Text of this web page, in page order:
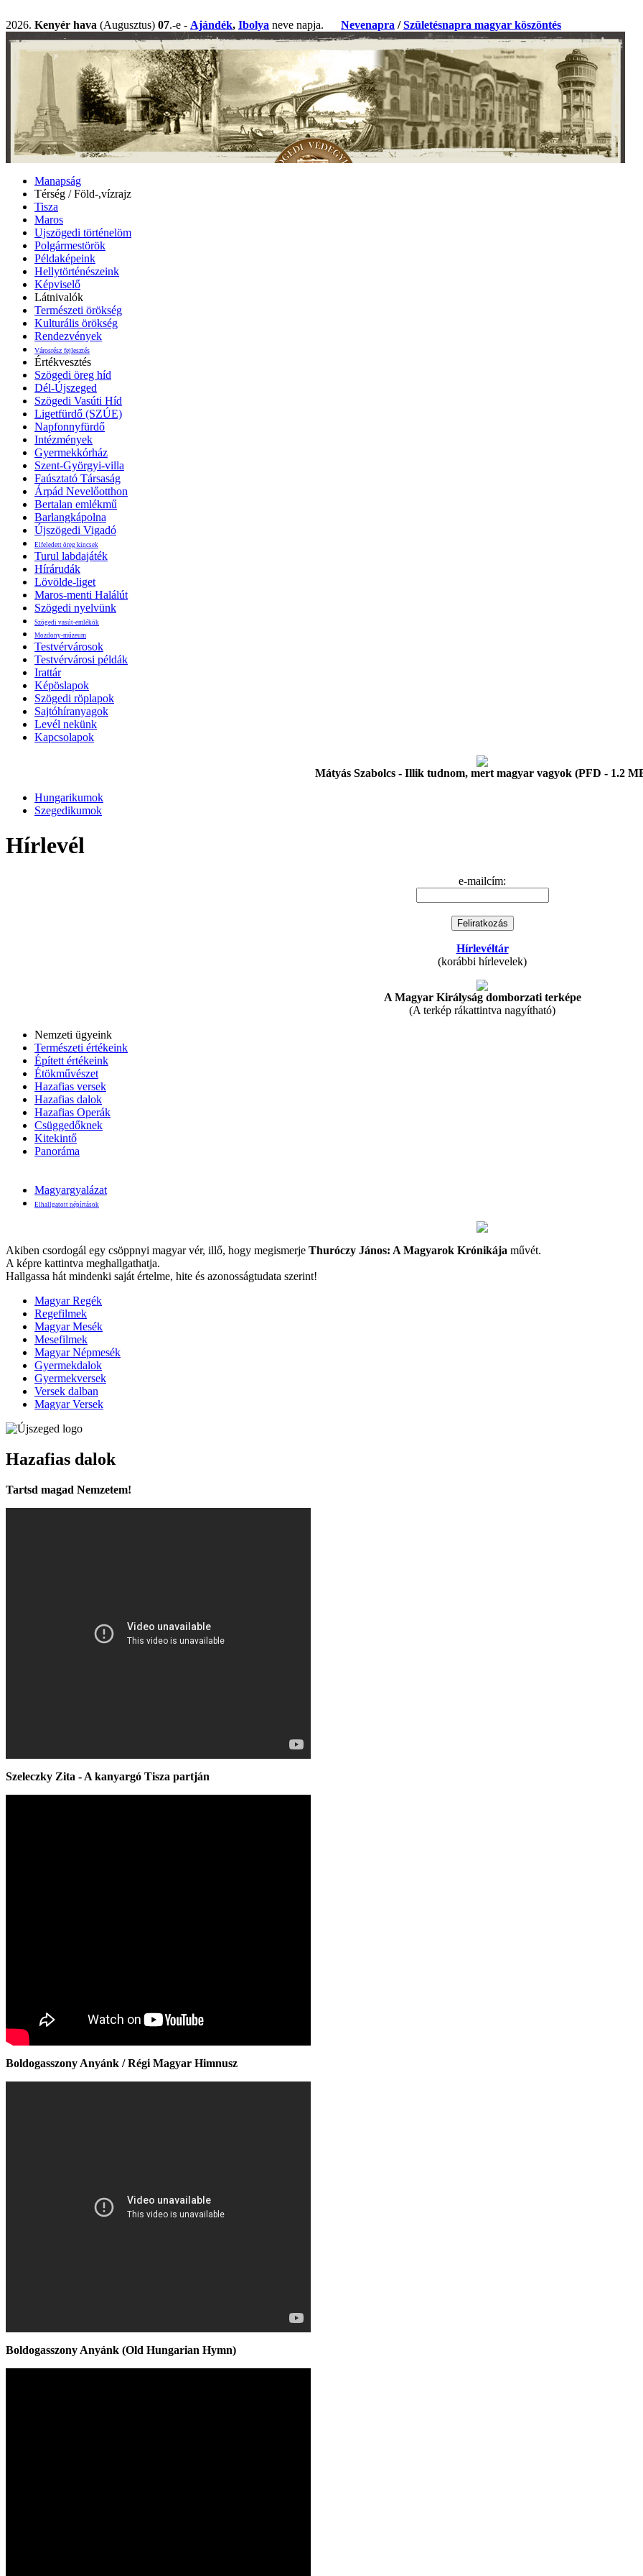
2026. Kenyér hava (Augusztus) 07.-e - Ajándék, Ibolya neve napja. Nevenapra /Születésnapra magyar köszöntés
Manapság
Térség / Föld-,vízrajz
Tisza
Maros
Ujszögedi történelöm
Polgármestörök
Példaképeink
Hellytörténészeink
Képviselő
Látnivalók
Természeti örökség
Kulturális örökség
Rendezvények
Városrész fejlesztés
Értékvesztés
Szögedi öreg híd
Dél-Újszeged
Szögedi Vasúti Híd
Ligetfürdő (SZÚE)
Napfonnyfürdő
Intézmények
Gyermekkórház
Szent-Györgyi-villa
Faúsztató Társaság
Árpád Nevelőotthon
Bertalan emlékmű
Barlangkápolna
Újszögedi Vigadó
Elfeledett öreg kincsek
Turul labdajáték
Hírárudák
Lövölde-liget
Maros-menti Halálút
Szögedi nyelvünk
Szögedi vasút-emlékök
Mozdony-múzeum
Testvérvárosok
Testvérvárosi példák
Irattár
Képöslapok
Szögedi röplapok
Sajtóhíranyagok
Levél nekünk
Kapcsolapok
Mátyás Szabolcs - Illik tudnom, mert magyar vagyok (PFD - 1.2
Hungarikumok
Szegedikumok
Hírlevél
e-mailcím:
Hírlevéltár
(korábbi hírlevelek)
A Magyar Királyság domborzati terképe
(A terkép rákattintva nagyítható)
Nemzeti ügyeink
Természeti értékeink
Épített értékeink
Étökművészet
Hazafias versek
Hazafias dalok
Hazafias Operák
Csüggedőknek
Kitekintő
Panoráma
Magyargyalázat
Elhallgatott népírtások
Akiben csordogál egy csöppnyi magyar vér, illő, hogy megismerje Thuróczy János: A Magyarok Krónikája művét.
A képre kattintva meghallgathatja.
Hallgassa hát mindenki saját értelme, hite és azonosságtudata szerint!
Magyar Regék
Regefilmek
Magyar Mesék
Mesefilmek
Magyar Népmesék
Gyermekdalok
Gyermekversek
Versek dalban
Magyar Versek
Hazafias dalok
Tartsd magad Nemzetem!
Szeleczky Zita - A kanyargó Tisza partján
Boldogasszony Anyánk / Régi Magyar Himnusz
Boldogasszony Anyánk (Old Hungarian Hymn)